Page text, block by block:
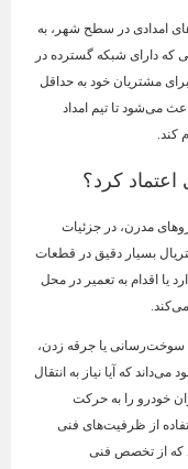
امدادی در سطح شهر، به
که دارای شبکه گسترده در
مشتریان خود به حداقل
می‌شود تا تیم امداد
کند.
اعتماد کرد؟
مدرن، در جزئیات
بسیار دقیق در قطعات
یا اقدام به تعمیر در محل
سوخت‌رسانی یا جرقه زدن،
که آیا نیاز به انتقال
خودرو را به حرکت
از ظرفیت‌های فنی
که از تخصص فنی